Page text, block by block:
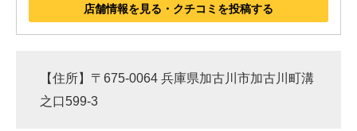
店舗情報を見る・クチコミを投稿する
【住所】〒675-0064 兵庫県加古川市加古川町溝
之口599-3